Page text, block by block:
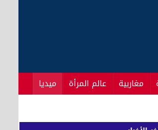
مغاربية عالم المرأة ميديا
لشهر يناير